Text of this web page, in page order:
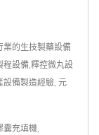
業的生技製藥設備
程設備,釋控微丸設
設備製造經驗, 元
囊充填機